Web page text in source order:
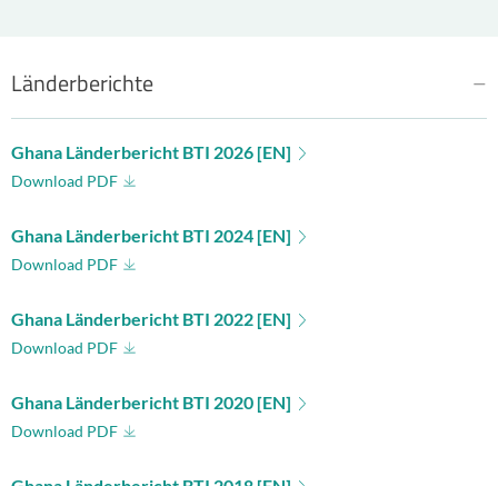
Länderberichte
Ghana Länderbericht BTI 2026 [EN]
Download PDF
Ghana Länderbericht BTI 2024 [EN]
Download PDF
Ghana Länderbericht BTI 2022 [EN]
Download PDF
Ghana Länderbericht BTI 2020 [EN]
Download PDF